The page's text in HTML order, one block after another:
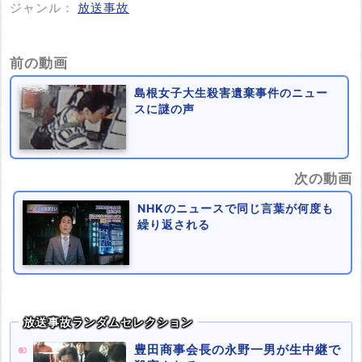
ジャンル： 放送事故
前の動画
島根女子大生殺害遺棄事件のニュー
スに謎の声
次の動画
NHKのニュースで同じ言葉が何度も
繰り返される
放送事故ランダムセレクション
豊田商事会長の永野一男が生中継で